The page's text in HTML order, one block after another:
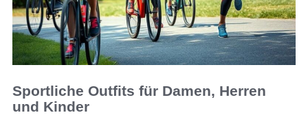
Sportliche Outfits für Damen, Herren
und Kinder